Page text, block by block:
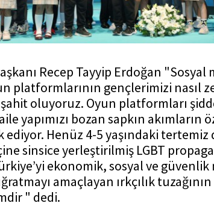
Recep Tayyip Erdoğan "Sosyal
platformlarının gençlerimizi nasıl
oluyoruz. Oyun platformları
yapımızı bozan sapkın akımların
ediyor. Henüz 4-5 yaşındaki
sinsice yerleştirilmiş LGBT
ekonomik, sosyal ve güvenlik
amaçlayan ırkçılık
" dedi.